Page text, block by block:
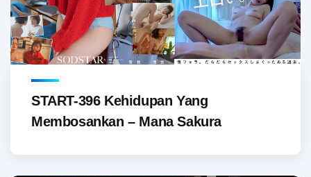
START-396 Kehidupan Yang
Membosankan – Mana Sakura